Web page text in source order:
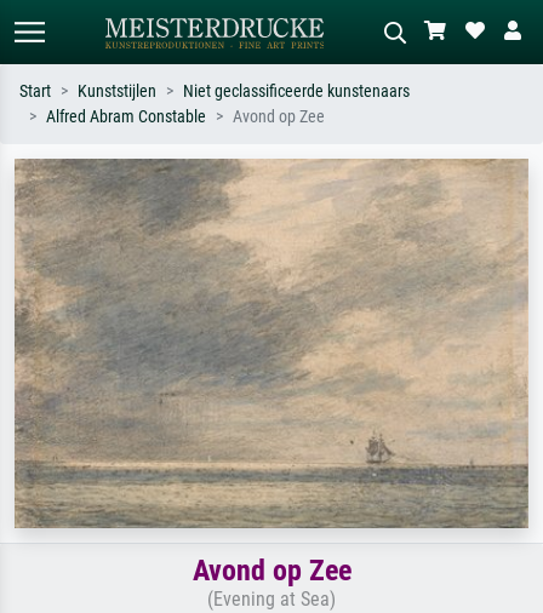
Zoek op kunstenaar, titel of stijl – bijv.
Monet, Sterrennacht, impressionisme,
Hokusai-golf, naakt.
Beschrijf de scène – bijv. groene
weide, abstract met veel rood, donker
olieverfschilderij, staand naakt naast
een boom.
Start Kunststijlen
Niet geclassificeerde kunstenaars
Alfred Abram Constable
Avond op Zee
Avond op Zee
(Evening at Sea)